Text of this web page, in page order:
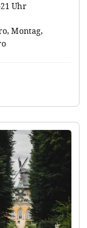
Uhr
Montag,